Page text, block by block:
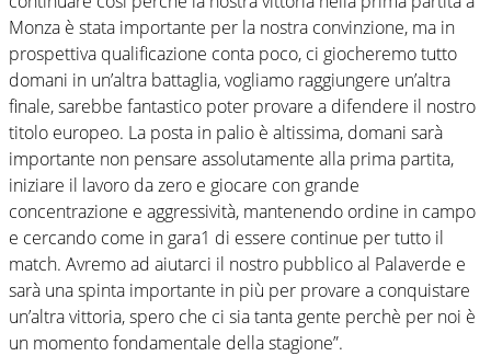
Monza è stata importante per la nostra convinzione, ma in
prospettiva qualificazione conta poco, ci giocheremo tutto
domani in un’altra battaglia, vogliamo raggiungere un’altra
finale, sarebbe fantastico poter provare a difendere il nostro
titolo europeo. La posta in palio è altissima, domani sarà
importante non pensare assolutamente alla prima partita,
iniziare il lavoro da zero e giocare con grande
concentrazione e aggressività, mantenendo ordine in campo
e cercando come in gara1 di essere continue per tutto il
match. Avremo ad aiutarci il nostro pubblico al Palaverde e
sarà una spinta importante in più per provare a conquistare
un’altra vittoria, spero che ci sia tanta gente perchè per noi è
un momento fondamentale della stagione”.